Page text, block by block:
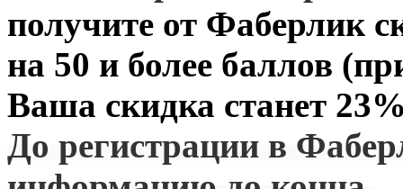
получите от Фаберлик
на 50 и более баллов
Ваша скидка станет
До регистрации в